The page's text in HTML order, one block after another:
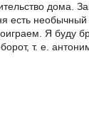
дома.
есть необычный
Я буду
т. е.